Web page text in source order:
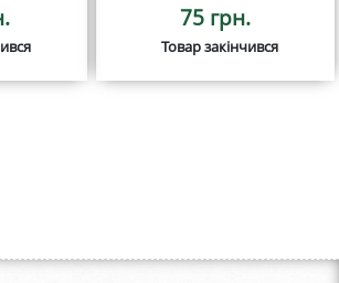
75 грн.
Товар закінчився